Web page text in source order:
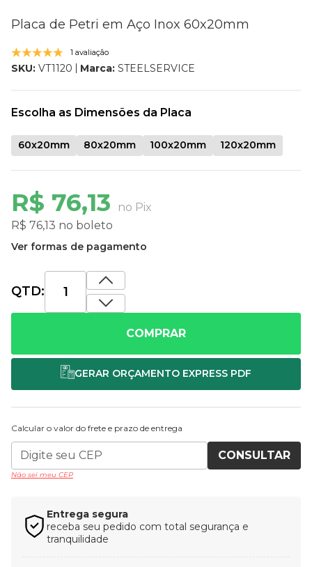
Placa de Petri em Aço Inox 60x20mm
1 avaliação
SKU: VT1120 Marca: STEELSERVICE
R$ 76,13
no Pix
R$ 76,13 no boleto
Ver formas de pagamento
Escolha as Dimensões da Placa
60x20mm 80x20mm 100x20mm 120x20mm
QTD:
COMPRAR
Calcular o valor do frete e prazo de entrega
CONSULTAR
Não sei meu CEP
Entrega segura
receba seu pedido com total segurança e
tranquilidade